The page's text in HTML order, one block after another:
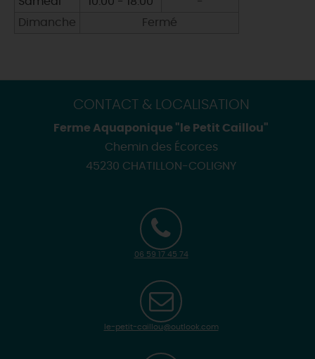
Dimanche
Fermé
CONTACT & LOCALISATION
Ferme Aquaponique "le Petit Caillou"
Chemin des Écorces
45230 CHATILLON-COLIGNY
06 59 17 45 74
le-petit-caillou@outlook.com